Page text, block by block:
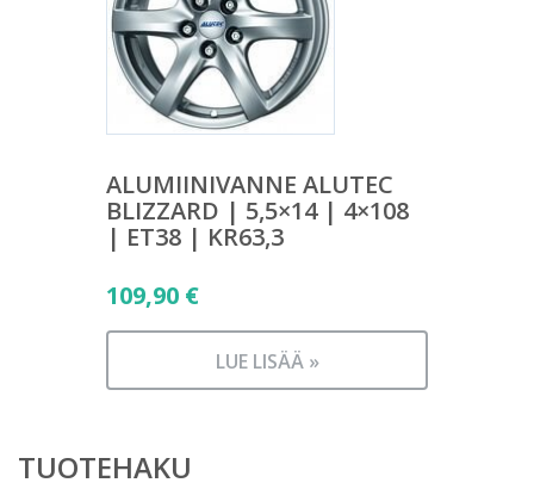
ALUMIINIVANNE ALUTEC
BLIZZARD | 5,5×14 | 4×108
| ET38 | KR63,3
109,90 €
LUE LISÄÄ »
TUOTEHAKU